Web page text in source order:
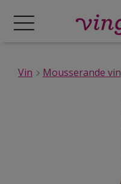
Vin Mousserande vin